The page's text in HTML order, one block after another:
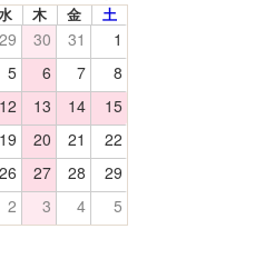
木 金 土
29 30 31
1
5 6 7
8
12 13 14
15
19 20 21
22
26 27 28
29
2 3 4 5